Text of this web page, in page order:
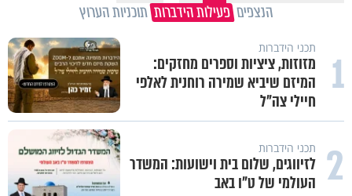
הנצפים פעילות הידברות תוכניות הערוץ
1 תכני הידברות
מזוזות, ציציות וספרים מחזקים:
המיזם שיביא שמירה רוחנית לאלפי
חיילי צה"ל
2 תכני הידברות
לזיווגים, שלום בית וישועות: המשדר
העולמי של ט"ו באב